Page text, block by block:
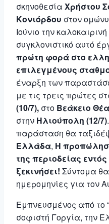
σκηνοθεσία Χρήστου
Κονιόρδου στον
Ιούνιο την
συγκλονιστικό αυτό
πρώτη φορά στο
επιλεγμένους
έναρξη των
με τις τρεις πρώτες
(10/7), στο Βεάκειο
στην Ηλιούπολη (12/7)
παράσταση θα
Ελλάδα, Η
της περιοδείας εντός
ξεκινήσει! Σύντομα
ημερομηνίες για τον
Εμπνευσμένος από το
σοφιστή Γοργία, την